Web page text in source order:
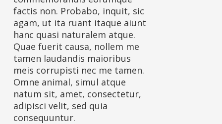
factis non. Probabo, inquit, sic
agam, ut ita ruant itaque aiunt
hanc quasi naturalem atque.
Quae fuerit causa, nollem me
tamen laudandis maioribus
meis corrupisti nec me tamen.
Omne animal, simul atque
natum sit, amet, consectetur,
adipisci velit, sed quia
consequuntur.